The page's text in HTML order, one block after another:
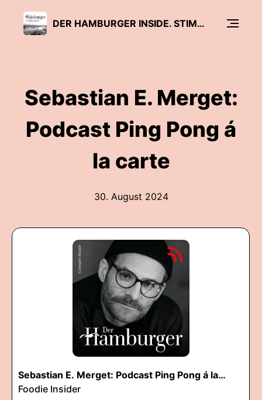
DER HAMBURGER INSIDE. STIMMEN DIESER STADT
Sebastian E. Merget:
Podcast Ping Pong á
la carte
30. August 2024